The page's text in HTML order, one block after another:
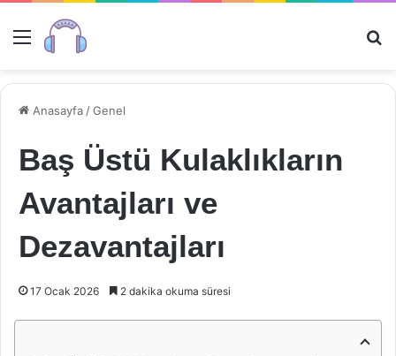
Menü
Anasayfa /Genel
Baş Üstü Kulaklıkların
Avantajları ve
Dezavantajları
17 Ocak 2026 2 dakika okuma süresi